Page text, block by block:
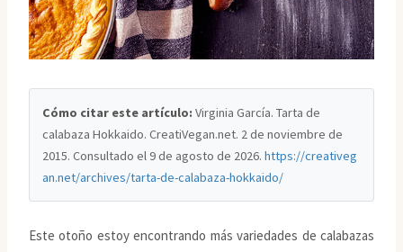
Cómo citar este artículo: Virginia García. Tarta de
calabaza Hokkaido. CreatiVegan.net. 2 de noviembre de
2015. Consultado el9 de agosto de 2026.https://creativeg
an.net/archives/tarta-de-calabaza-hokkaido/
Este otoño estoy encontrando más variedades de calabazas